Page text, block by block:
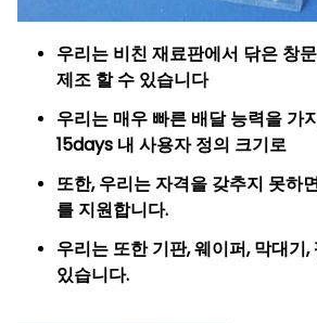
우리는 비친 재료판에서 닦은 창
제조 할 수 있습니다
우리는 매우 빠른 배달 능력을 가
15days 내 사용자 정의 크기로
또한, 우리는 자격을 갖추지 못하
를 지원합니다.
우리는 또한 기판, 웨이퍼, 막대기
있습니다.